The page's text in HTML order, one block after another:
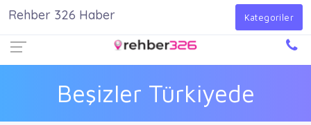
Giriş Yap
Beşizler Türkiyede
Rehber 326 Haber Kategoriler